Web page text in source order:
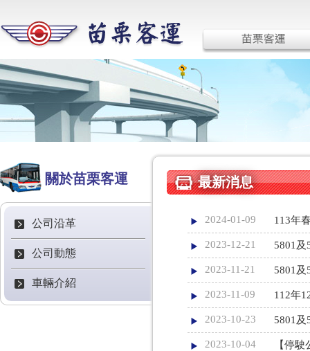
關於苗栗客運
公司沿革
公司動態
車輛介紹
最新消息
2024-01-09 113年
2023-12-21 5801及
2023-11-21 5801及
2023-11-09 112年
2023-10-23 5801及
2023-10-04 【停